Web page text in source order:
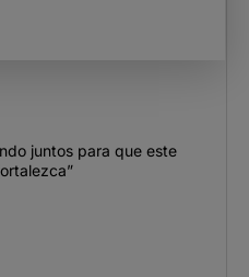
juntos para que este